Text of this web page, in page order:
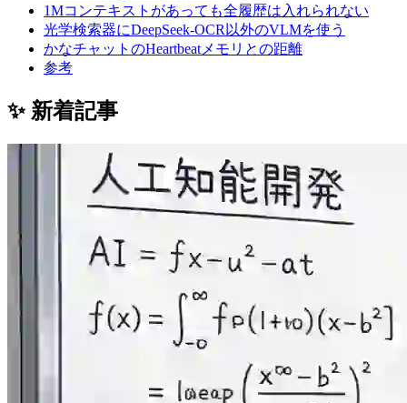
1Mコンテキストがあっても全履歴は入れられない
光学検索器にDeepSeek-OCR以外のVLMを使う
かなチャットのHeartbeatメモリとの距離
参考
✨ 新着記事